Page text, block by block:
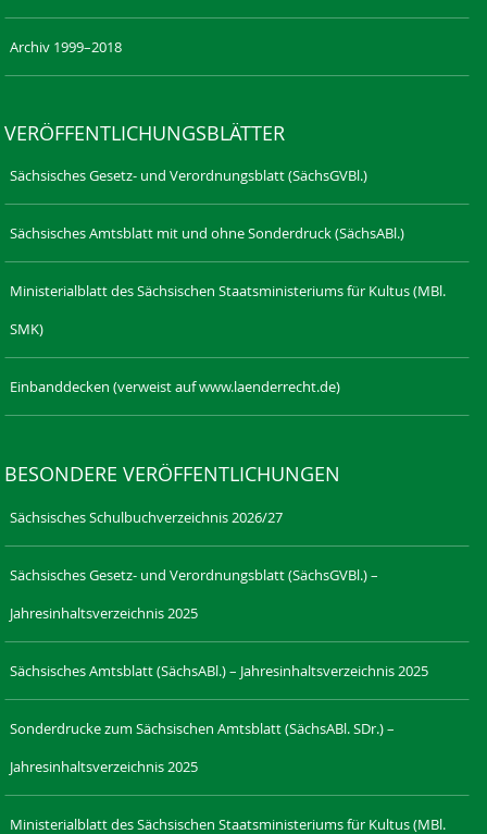
Archiv 1999–2018
VERÖFFENTLICHUNGSBLÄTTER
Sächsisches Gesetz- und Verordnungsblatt (SächsGVBl.)
Sächsisches Amtsblatt mit und ohne Sonderdruck (SächsABl.)
Ministerialblatt des Sächsischen Staatsministeriums für Kultus (MBl.
SMK)
Einbanddecken (verweist auf www.laenderrecht.de)
BESONDERE VERÖFFENTLICHUNGEN
Sächsisches Schulbuchverzeichnis 2026/27
Sächsisches Gesetz- und Verordnungsblatt (SächsGVBl.) –
Jahresinhaltsverzeichnis 2025
Sächsisches Amtsblatt (SächsABl.) – Jahresinhaltsverzeichnis 2025
Sonderdrucke zum Sächsischen Amtsblatt (SächsABl. SDr.) –
Jahresinhaltsverzeichnis 2025
Ministerialblatt des Sächsischen Staatsministeriums für Kultus (MBl.